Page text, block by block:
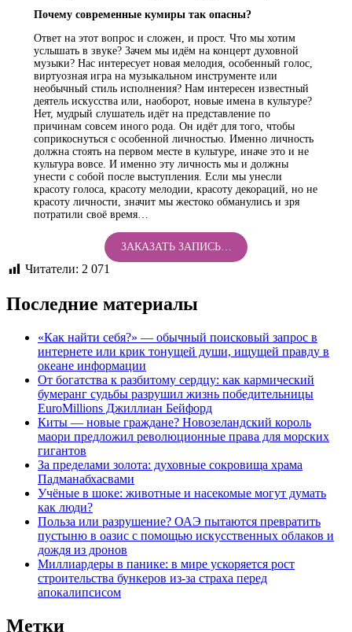
Почему современные кумиры так опасны?
Ответ на этот вопрос и сложен, и прост. Что мы хотим
услышать в звуке? Зачем мы идём на концерт духовной
музыки? Нас интересует новая мелодия, особенный голос,
виртуозная игра на музыкальном инструменте или
необычный стиль исполнения? Нам интересен известный
деятель искусства или, наоборот, новые имена в культуре?
Нет, мудрый слушатель идёт на представление по
причинам совсем иного рода. Он идёт для того, чтобы
соприкоснуться с особенной личностью. Именно личность
должна стоять на первом месте в культуре, иначе это и не
культура вовсе. И именно эту личность мы и должны
унести с собой после выступления. Если мы унесли
красоту голоса, красоту мелодии, красоту декораций, но не
красоту личности, значит мы жестоко обманулись и зря
потратили своё время…
ЗАКАЗАТЬ ЗАПИСЬ…
Читатели: 2 071
Последние материалы
«Как найти себя?» — обычный поисковый запрос в
интернете или крик тонущей души, ищущей правду в
океане информации
От богатства к разбитому сердцу: как кармический
бумеранг судьбы разрушил жизнь победительницы
EuroMillions Джиллиан Бейфорд
Киты — новые граждане? Новозеландский король
маори предложил революционные права для морских
гигантов
За пределами золота: духовные сокровища храма
Падманабхасвами
Учёные в шоке: животные и насекомые могут думать
как люди?
Польза или разрушение? ОАЭ пытаются превратить
пустыню в оазис с помощью искусственных облаков и
дождя из дронов
Миллиардеры в панике: в мире ускоряется рост
строительства бункеров из-за страха перед
апокалипсисом
Метки